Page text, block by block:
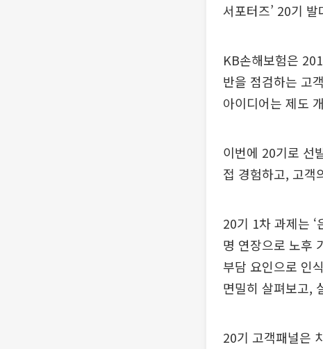
서포터즈’ 20기
KB손해보험은
반을 점검하는 고
아이디어는 제도
이번에 20기로 선
접 경험하고, 고객
20기 1차 과제는 ‘
명 연장으로 노후
부담 요인으로 인
면밀히 살펴보고,
20기 고객패널은